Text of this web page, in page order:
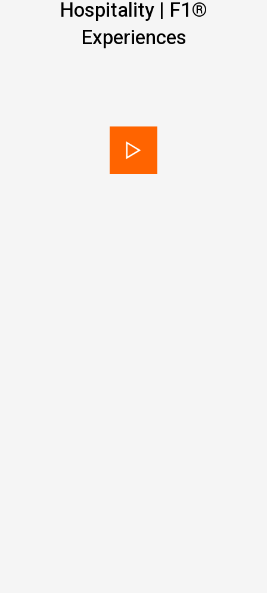
Hospitality | F1®
Experiences